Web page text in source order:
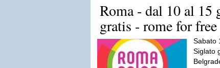
Roma - dal 10 al 15
gratis - rome for free
Sabato
Siglato